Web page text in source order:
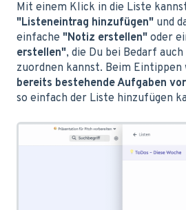
Mit einem Klick in die Liste
"Listeneintrag hinzufügen" und
einfache "Notiz erstellen" oder
erstellen", die Du bei Bedarf
zuordnen kannst. Beim Eintippen
bereits bestehende Aufgaben
so einfach der Liste hinzufügen